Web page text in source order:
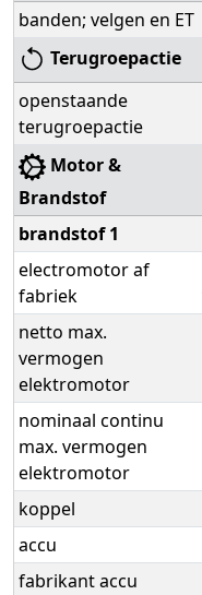
banden; velgen en ET
Terugroepactie
openstaande
terugroepactie
Motor &
Brandstof
brandstof 1
electromotor af
fabriek
netto max.
vermogen
elektromotor
nominaal continu
max. vermogen
elektromotor
koppel
accu
fabrikant accu